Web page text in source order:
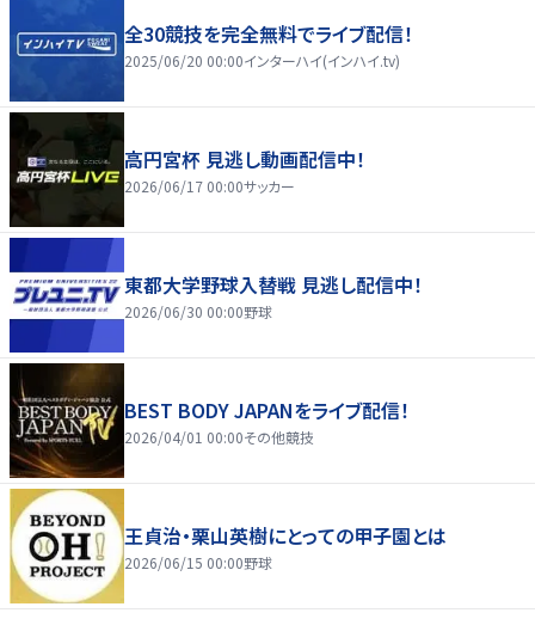
全30競技を完全無料でライブ配信！
2025/06/20 00:00インターハイ(インハイ.tv)
高円宮杯 見逃し動画配信中！
2026/06/17 00:00サッカー
東都大学野球入替戦 見逃し配信中！
2026/06/30 00:00野球
BEST BODY JAPANをライブ配信！
2026/04/01 00:00その他競技
王貞治・栗山英樹にとっての甲子園とは
2026/06/15 00:00野球